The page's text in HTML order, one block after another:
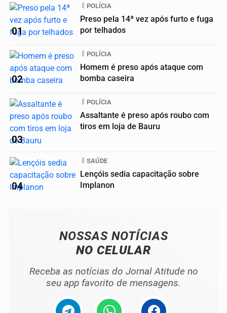
01
POLÍCIA
Preso pela 14ª vez após furto e fuga
por telhados
02
POLÍCIA
Homem é preso após ataque com
bomba caseira
03
POLÍCIA
Assaltante é preso após roubo com
tiros em loja de Bauru
04
SAÚDE
Lençóis sedia capacitação sobre
Implanon
NOSSAS NOTÍCIAS
NO CELULAR
Receba as notícias do Jornal Atitude no
seu app favorito de mensagens.